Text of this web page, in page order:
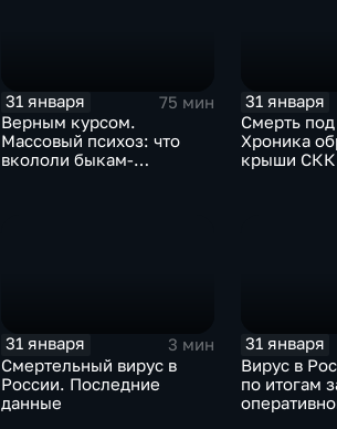
31 января
75 мин
Верным курсом.
Массовый психоз: что
вкололи быкам-
31 января
Смерть
Хроника
крыши СКК
31 января
3 мин
Смертельный вирус в
России. Последние
данные
31 января
Вирус в
по итогам